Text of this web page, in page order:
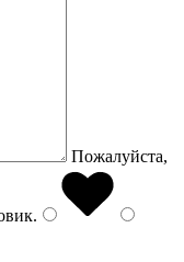
Пожалуйста,
.